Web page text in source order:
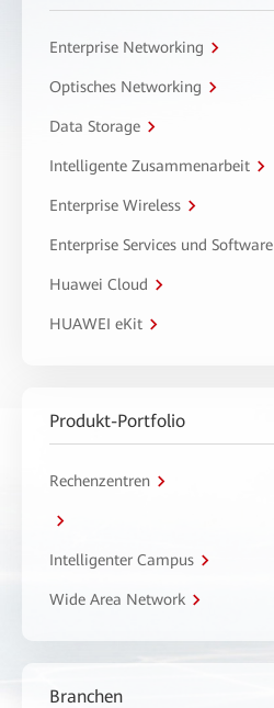
Enterprise Networking
Optisches Networking
Data Storage
Intelligente Zusammenarbeit
Enterprise Wireless
Enterprise Services und Software
Huawei Cloud
HUAWEI eKit
Produkt-Portfolio
Rechenzentren
Intelligenter Campus
Wide Area Network
Branchen